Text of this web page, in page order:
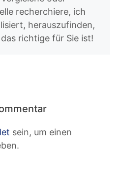
recherchiere, ich
herauszufinden,
richtige für Sie ist!
sein, um einen